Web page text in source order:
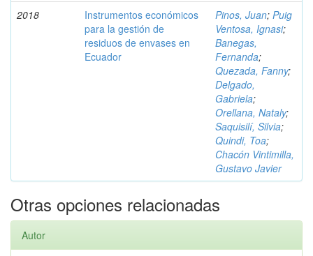
2018
Instrumentos económicos
para la gestión de
residuos de envases en
Ecuador
Pinos, Juan; Puig
Ventosa, Ignasi;
Banegas,
Fernanda;
Quezada, Fanny;
Delgado,
Gabriela;
Orellana, Nataly;
Saquisilí, Silvia;
Quindi, Toa;
Chacón Vintimilla,
Gustavo Javier
Otras opciones relacionadas
Autor